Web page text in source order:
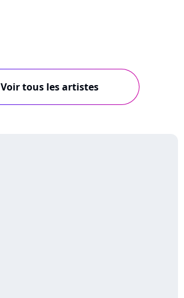
Voir tous les artistes